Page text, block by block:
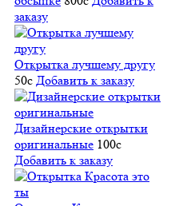
заказу
Открытка лучшему другу
50c Добавить к заказу
Дизайнерские открытки
оригинальные 100c
Добавить к заказу